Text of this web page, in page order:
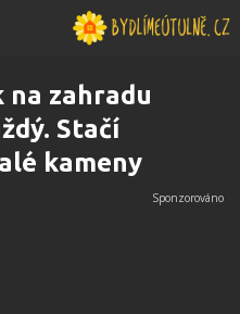
zahradu
Stačí
kameny